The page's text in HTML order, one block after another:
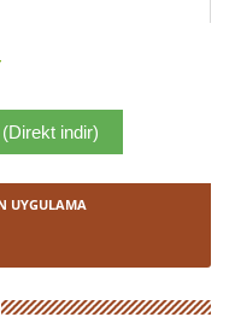
indir)
UYGULAMA